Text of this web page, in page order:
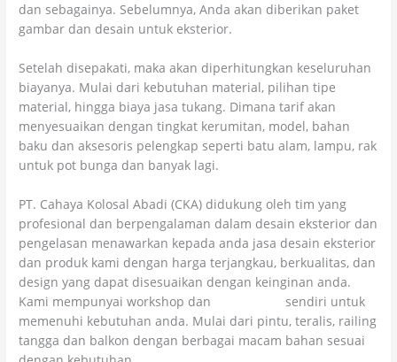
dan sebagainya. Sebelumnya, Anda akan diberikan paket
gambar dan desain untuk eksterior.
Setelah disepakati, maka akan diperhitungkan keseluruhan
biayanya. Mulai dari kebutuhan material, pilihan tipe
material, hingga biaya jasa tukang. Dimana tarif akan
menyesuaikan dengan tingkat kerumitan, model, bahan
baku dan aksesoris pelengkap seperti batu alam, lampu, rak
untuk pot bunga dan banyak lagi.
PT. Cahaya Kolosal Abadi (CKA) didukung oleh tim yang
profesional dan berpengalaman dalam desain eksterior dan
pengelasan menawarkan kepada anda jasa desain eksterior
dan produk kami dengan harga terjangkau, berkualitas, dan
design yang dapat disesuaikan dengan keinginan anda.
Kami mempunyai workshop dan
sendiri untuk
memenuhi kebutuhan anda. Mulai dari pintu, teralis, railing
tangga dan balkon dengan berbagai macam bahan sesuai